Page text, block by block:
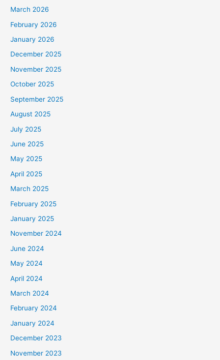
March 2026
February 2026
January 2026
December 2025
November 2025
October 2025
September 2025
August 2025
July 2025
June 2025
May 2025
April 2025
March 2025
February 2025
January 2025
November 2024
June 2024
May 2024
April 2024
March 2024
February 2024
January 2024
December 2023
November 2023